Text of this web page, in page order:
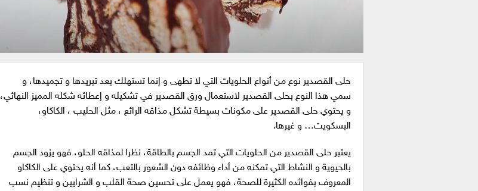
حلى القصدير نوع من أنواع الحلويات التي لا تطهى و إنما تستهلك بعد تبريدها و تجميدها، و
سمي هذا النوع بحلى القصدير لاستعمال ورق القصدير في تشكيله و إعطائه شكله المميز النهائي،
و يحتوي حلى القصدير على مكونات بسيطة تشكل مذاقه الرائع ، مثل الحليب ، الكاكاو،
البسكويت… و غيرها.
يعتبر حلى القصدير من الحلويات التي تمد الجسم بالطاقة، نظرا لمذاقه الحلو، فهو يزود الجسم
بالحيوية و النشاط التي تمكنه من أداء وظائفه دون الشعور بالتعب، كما أنه يحتوي على الكاكاو
المعروف بفوائده الكثيرة للصحة، فهو يعمل على تحسين صحة القلب و الشرايين و تنظيم نسب